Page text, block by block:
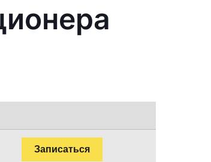
Записаться